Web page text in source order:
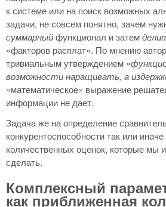
к системе или на поиск возможных
задачи, не совсем понятно, зачем
суммарныйфункционал и затем
«факторов расплат». По мнению
тривиальным утверждением «
возможности наращивать, а
«математическое» выражение
информации не дает.
Задача же на определение
конкурентоспособности так или
количественных оценок, которые мы
сделать.
Комплексный
как приближенная